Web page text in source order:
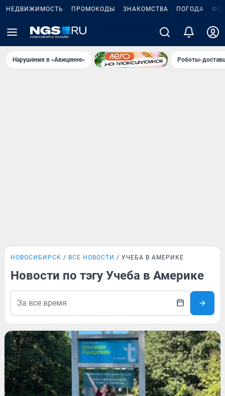
НЕДВИЖИМОСТЬ ПРОМОКОДЫ ЗНАКОМСТВА ПОГОДА
Нарушения в «Авиценне» Роботы-
НОВОСИБИРСК ВСЕ НОВОСТИ УЧЕБА В АМЕРИКЕ
Новости по тэгу Учеба в Америке